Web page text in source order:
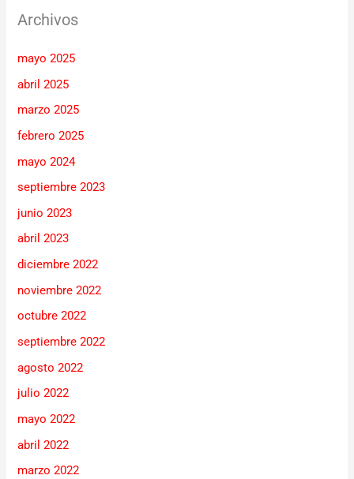
Archivos
mayo 2025
abril 2025
marzo 2025
febrero 2025
mayo 2024
septiembre 2023
junio 2023
abril 2023
diciembre 2022
noviembre 2022
octubre 2022
septiembre 2022
agosto 2022
julio 2022
mayo 2022
abril 2022
marzo 2022